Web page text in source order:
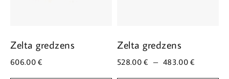
Zelta gredzens
606.00€
Zelta gredzens
483.00€
–
528.00€